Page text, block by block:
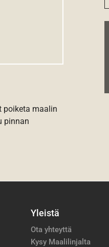
poiketa maalin
pinnan
Yleistä
Ota yhteyttä
Kysy Maalilinjalta